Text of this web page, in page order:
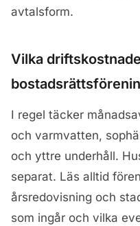
avtalsform.
Vilka
I regel täcker
och varmvatten,
och yttre underhåll.
separat. Läs alltid
årsredovisning och
som ingår och vilka